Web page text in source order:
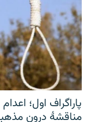
پاراگراف اول؛
مناقشهٔ درون